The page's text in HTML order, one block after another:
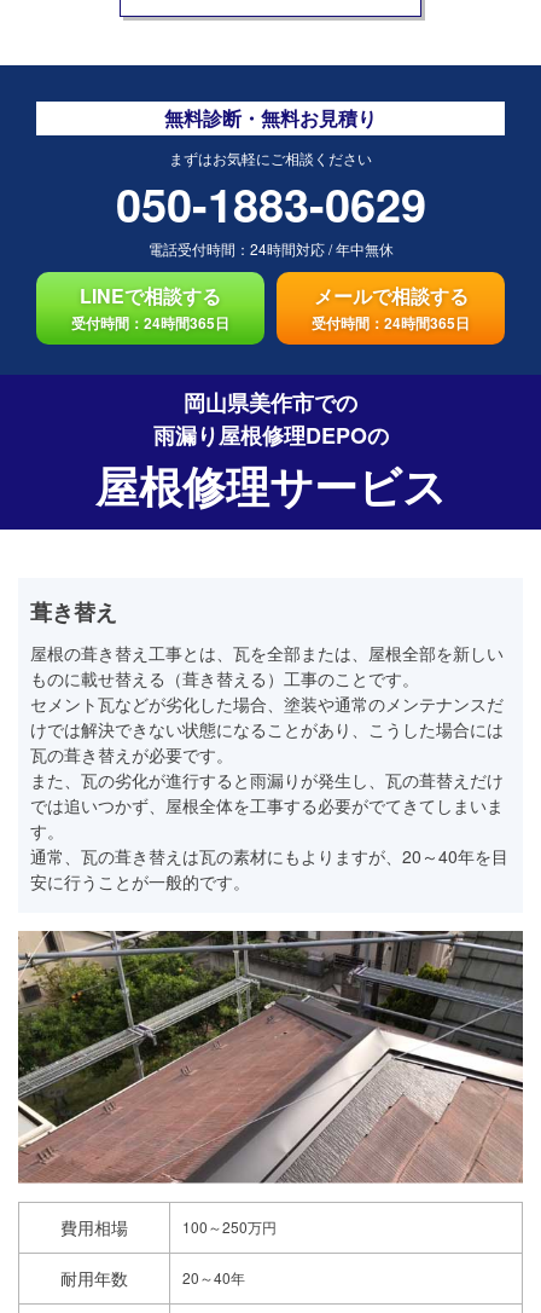
無料診断・無料お見積り
まずはお気軽にご相談ください
050-1883-0629
電話受付時間： 24時間対応/年中無休
LINEで相談する
受付時間：24時間365日
メールで相談する
受付時間：24時間365日
岡山県美作市での
雨漏り屋根修理DEPOの
屋根修理サービス
葺き替え
屋根の葺き替え工事とは、瓦を全部または、屋根全部を新しい
ものに載せ替える（葺き替える）工事のことです。
セメント瓦などが劣化した場合、塗装や通常のメンテナンスだ
けでは解決できない状態になることがあり、こうした場合には
瓦の葺き替えが必要です。
また、瓦の劣化が進行すると雨漏りが発生し、瓦の葺替えだけ
では追いつかず、屋根全体を工事する必要がでてきてしまいま
す。
通常、瓦の葺き替えは瓦の素材にもよりますが、20～40年を目
安に行うことが一般的です。
費用相場 100～250万円
耐用年数 20～40年